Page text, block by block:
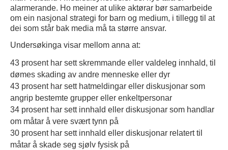
alarmerande. Ho meiner at ulike aktørar bør samarbeide
om ein nasjonal strategi for barn og medium, i tillegg til at
dei som står bak media må ta større ansvar.
Undersøkinga visar mellom anna at:
43 prosent har sett skremmande eller valdeleg innhald, til
dømes skading av andre menneske eller dyr
43 prosent har sett hatmeldingar eller diskusjonar som
angrip bestemte grupper eller enkeltpersonar
34 prosent har sett innhald eller diskusjonar som handlar
om måtar å vere svært tynn på
30 prosent har sett innhald eller diskusjonar relatert til
måtar å skade seg sjølv fysisk på